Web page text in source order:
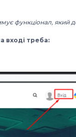
функціонал, який
вході треба: